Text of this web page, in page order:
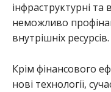
інфраструктурні та
неможливо
внутрішніх ресурсів.
Крім фінансового
нові технології,